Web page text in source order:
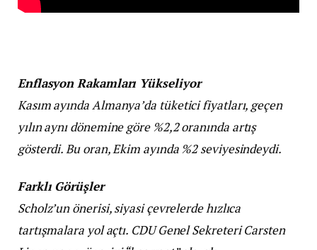
Enflasyon Rakamları Yükseliyor
Kasım ayında Almanya’da tüketici fiyatları, geçen
yılın aynı dönemine göre %2,2 oranında artış
gösterdi. Bu oran, Ekim ayında %2 seviyesindeydi.
Farklı Görüşler
Scholz’un önerisi, siyasi çevrelerde hızlıca
tartışmalara yol açtı. CDU Genel Sekreteri Carsten